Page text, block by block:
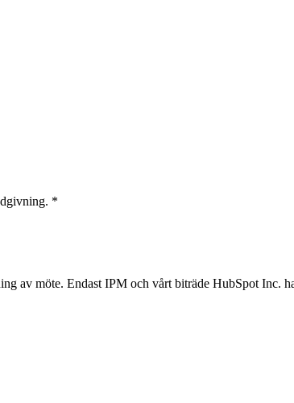
*
av möte. Endast IPM och vårt biträde HubSpot Inc.